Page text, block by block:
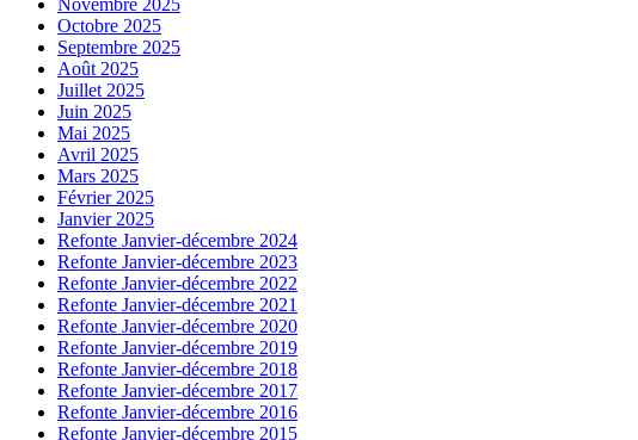
Novembre 2025
Octobre 2025
Septembre 2025
Août 2025
Juillet 2025
Juin 2025
Mai 2025
Avril 2025
Mars 2025
Février 2025
Janvier 2025
Refonte Janvier-décembre 2024
Refonte Janvier-décembre 2023
Refonte Janvier-décembre 2022
Refonte Janvier-décembre 2021
Refonte Janvier-décembre 2020
Refonte Janvier-décembre 2019
Refonte Janvier-décembre 2018
Refonte Janvier-décembre 2017
Refonte Janvier-décembre 2016
Refonte Janvier-décembre 2015